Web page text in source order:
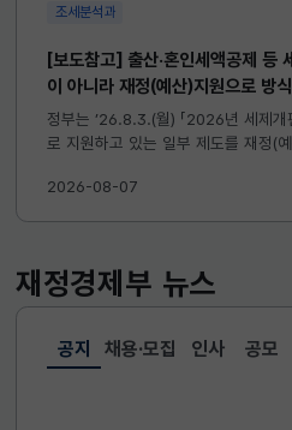
조세분석과
[보도참고] 출산·혼인세액공제 등
이 아니라 재정(예산)지원으로 방
정부는 ’26.8.3.(월) 「2026년 세제개
로 지원하고 있는 일부 제도를 재정(
2026-08-07
재정경제부 뉴스
공지
선택됨
채용·모집 인사 공모